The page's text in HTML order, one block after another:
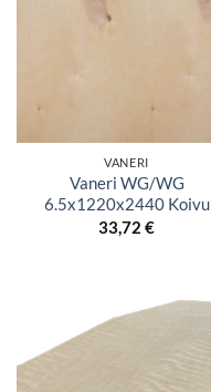
VANERI
Vaneri WG/WG
6.5x1220x2440 Koivu
33,72 €